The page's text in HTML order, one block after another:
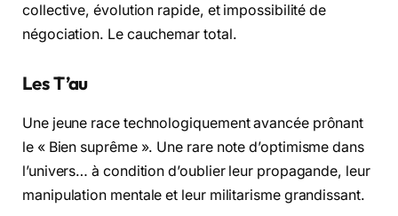
collective, évolution rapide, et impossibilité de
négociation. Le cauchemar total.
Les T’au
Une jeune race technologiquement avancée prônant
le « Bien suprême ». Une rare note d’optimisme dans
l’univers… à condition d’oublier leur propagande, leur
manipulation mentale et leur militarisme grandissant.